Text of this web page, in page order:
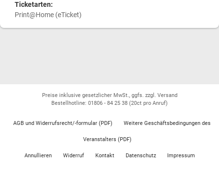
Ticketarten:
Print@Home (eTicket)
Preise inklusive gesetzlicher MwSt., ggfs. zzgl. Versand
Bestellhotline: 01806 - 84 25 38 (20ct pro Anruf)
AGB und Widerrufsrecht/-formular (PDF) Weitere Geschäftsbedingungen des
Veranstalters (PDF)
Annullieren Widerruf Kontakt Datenschutz Impressum